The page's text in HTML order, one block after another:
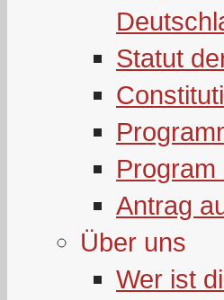
Statut
Antrag
Über uns
Wer ist